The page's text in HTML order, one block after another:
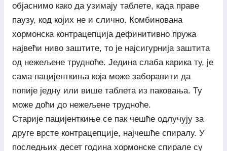
објаснимо како да узимају таблете, када праве
паузу, код којих не и слично. Комбинована
хормонска контрацепција дефинитивно пружа
највећи ниво заштите, то је најсигурнија заштита
од нежељене трудноће. Једина слаба карика ту, је
сама пацијенткиња која може заборавити да
попије једну или више таблета из паковања. Ту
може доћи до нежељене трудноће.
Старије пацијенткиње се пак чешће одлучују за
друге врсте контрацепције, најчешће спиралу. У
последњих десет година хормонске спирале су